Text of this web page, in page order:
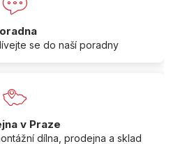
se do naší poradny
v Praze
dílna, prodejna a sklad